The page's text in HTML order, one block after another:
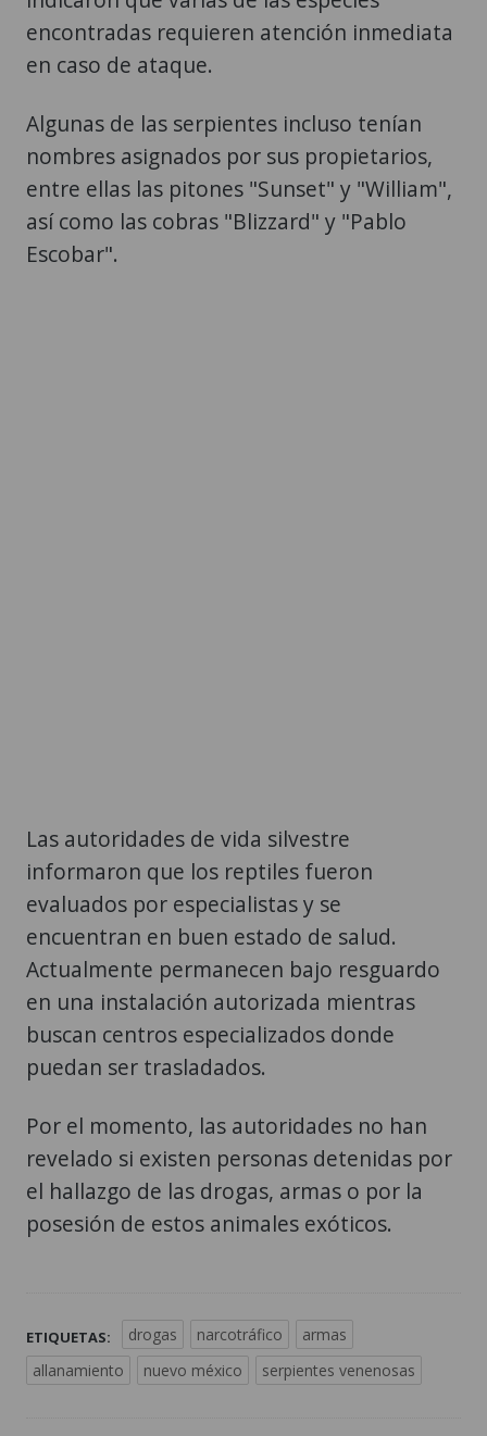
encontradas requieren atención inmediata
en caso de ataque.
Algunas de las serpientes incluso tenían
nombres asignados por sus propietarios,
entre ellas las pitones "Sunset" y "William",
así como las cobras "Blizzard" y "Pablo
Escobar".
Las autoridades de vida silvestre
informaron que los reptiles fueron
evaluados por especialistas y se
encuentran en buen estado de salud.
Actualmente permanecen bajo resguardo
en una instalación autorizada mientras
buscan centros especializados donde
puedan ser trasladados.
Por el momento, las autoridades no han
revelado si existen personas detenidas por
el hallazgo de las drogas, armas o por la
posesión de estos animales exóticos.
ETIQUETAS: drogas narcotráfico
armas
allanamiento
nuevo méxico serpientes venenosas